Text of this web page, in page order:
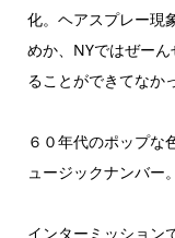
化。ヘアスプレー現
めか、NYではぜー
ることができてなか
６０年代のポップな
ュージックナンバー。
インターミッション